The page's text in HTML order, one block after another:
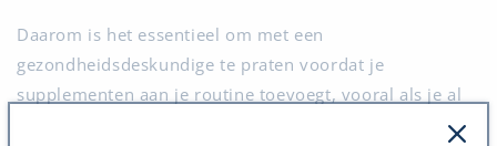
Daarom is het essentieel om met een
gezondheidsdeskundige te praten voordat je
supplementen aan je routine toevoegt, vooral als je al